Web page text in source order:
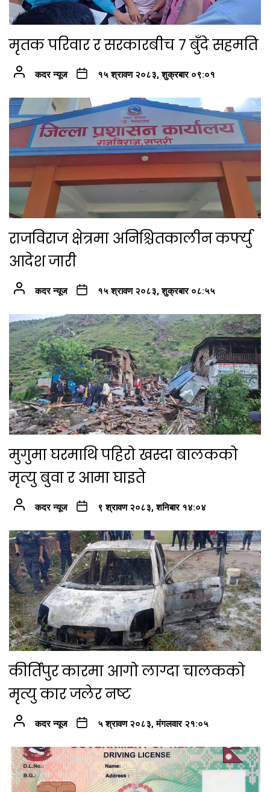
मृतक परिवार र सरकारबीच ७ बुँदे सहमति
कदर न्यूज १५ श्रावण २०८३, शुक्रबार ०९:०१
राजविराज क्षेत्रमा अनिश्चितकालीन कर्फ्यु
आदेश जारी
कदर न्यूज १५ श्रावण २०८३, शुक्रबार ०८:५५
मुगुमा घरमाथि पहिरो खस्दा बालकको
मृत्यु बुवा र आमा घाइते
कदर न्यूज ९ श्रावण २०८३, शनिबार १४:०४
कीर्तिपुर कारमा आगो लाग्दा चालकको
मृत्यु कार जलेर नष्ट
कदर न्यूज ५ श्रावण २०८३, मंगलवार २१:०५